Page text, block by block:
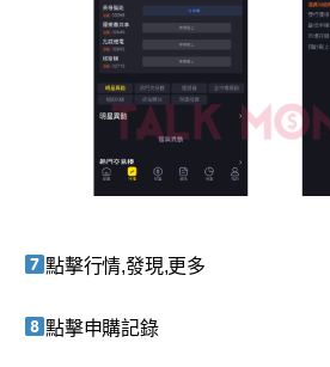
點擊行情,發現,更多
點擊申購記錄